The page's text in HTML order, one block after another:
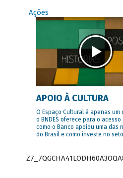
Ações
APOIO À CULTURA
O Espaço Cultural é apenas um
o BNDES oferece para o
como o Banco apoiou uma das
do Brasil e como investe no